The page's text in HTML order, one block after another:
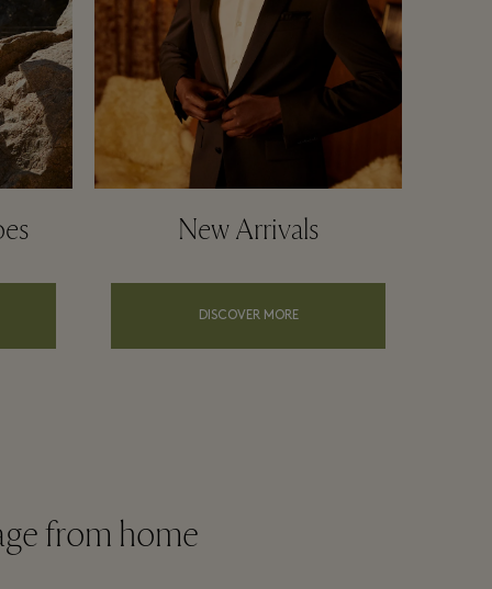
New Arrivals
DISCOVER MORE
from home